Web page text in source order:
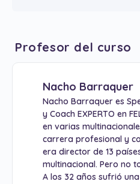
Profesor del curso
Nacho Barraquer
Nacho Barraquer es
y Coach EXPERTO en
en varias
carrera profesional y
era director de 13
multinacional. Pero no
A los 32 años sufrió